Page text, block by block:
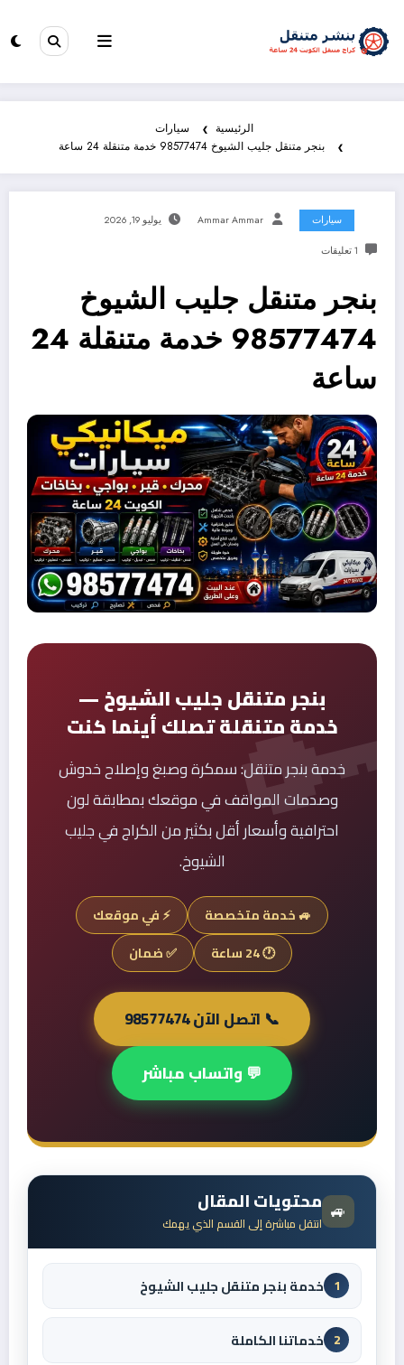
الرئيسية
سيارات
بنجر متنقل جليب الشيوخ 98577474 خدمة متنقلة 24 ساعة
سيارات Ammar Ammar يوليو 19, 2026
1 تعليقات
بنجر متنقل جليب الشيوخ
98577474 خدمة متنقلة 24
ساعة
بنجر متنقل جليب الشيوخ —
خدمة متنقلة تصلك أينما كنت
خدمة بنجر متنقل: سمكرة وصبغ وإصلاح خدوش
وصدمات المواقف في موقعك بمطابقة لون
احترافية وأسعار أقل بكثير من الكراج في جليب
الشيوخ.
🚙 خدمة متخصصة
⚡ في موقعك
🕐 24 ساعة
✅ ضمان
📞 اتصل الآن 98577474
💬 واتساب مباشر
🚙 محتويات المقال
انتقل مباشرة إلى القسم الذي يهمك
1 خدمة بنجر متنقل جليب الشيوخ
2 خدماتنا الكاملة